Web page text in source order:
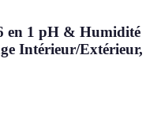
en 1 pH & Humidité
Intérieur/Extérieur,